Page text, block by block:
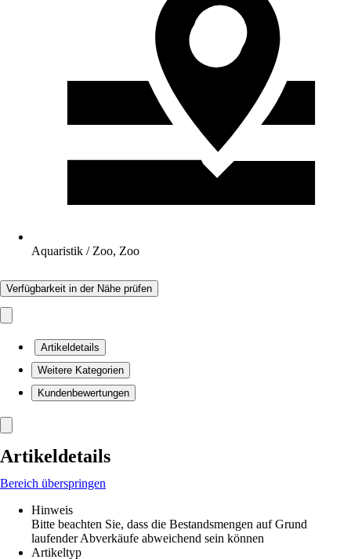
Aquaristik / Zoo, Zoo
Verfügbarkeit in der Nähe prüfen
Artikeldetails
Weitere Kategorien
Kundenbewertungen
Artikeldetails
Bereich überspringen
Hinweis
Bitte beachten Sie, dass die Bestandsmengen auf Grund
laufender Abverkäufe abweichend sein können
Artikeltyp